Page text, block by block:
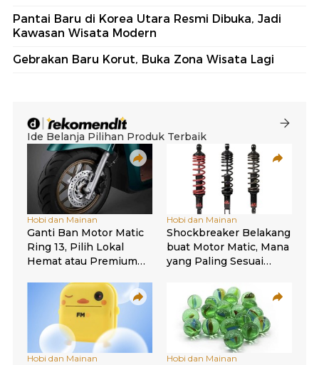
Pantai Baru di Korea Utara Resmi Dibuka, Jadi
Kawasan Wisata Modern
Gebrakan Baru Korut, Buka Zona Wisata Lagi